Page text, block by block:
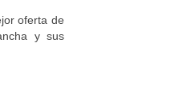
oferta de
y sus